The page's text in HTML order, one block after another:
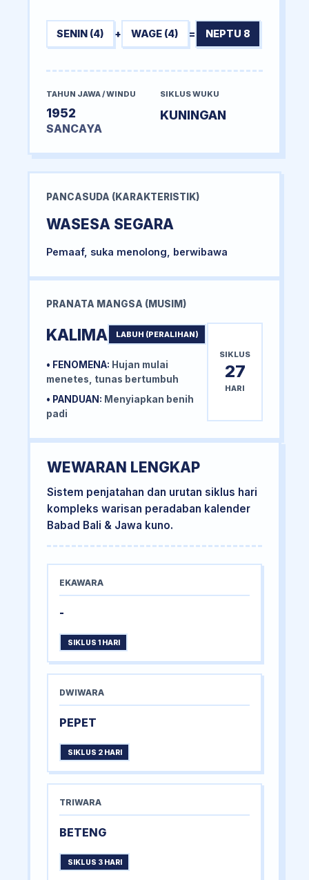
SENIN (4) + WAGE (4) = NEPTU 8
TAHUN JAWA / WINDU
1952
SANCAYA
SIKLUS WUKU
KUNINGAN
PANCASUDA (KARAKTERISTIK)
WASESA SEGARA
Pemaaf, suka menolong, berwibawa
PRANATA MANGSA (MUSIM)
KALIMA LABUH (PERALIHAN)
• FENOMENA: Hujan mulai
menetes, tunas bertumbuh
• PANDUAN: Menyiapkan benih
padi
SIKLUS
27
HARI
WEWARAN LENGKAP
Sistem penjatahan dan urutan siklus hari
kompleks warisan peradaban kalender
Babad Bali & Jawa kuno.
EKAWARA
-
SIKLUS 1 HARI
DWIWARA
PEPET
SIKLUS 2 HARI
TRIWARA
BETENG
SIKLUS 3 HARI